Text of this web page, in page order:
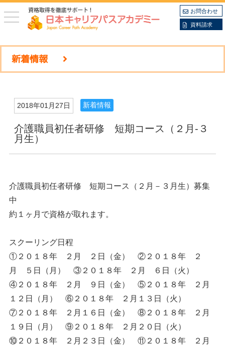
toggle
navigation
お問合わせ
資料請求
新着情報
2018年01月27日 新着情報
介護職員初任者研修 短期コース（２月-３
月生）
介護職員初任者研修 短期コース（２月－３月生）募集
中
約１ヶ月で資格が取れます。
スクーリング日程
①２０１８年 ２月 ２日（金） ②２０１８年 ２
月 ５日（月） ③２０１８年 ２月 ６日（火）
④２０１８年 ２月 ９日（金） ⑤２０１８年 ２月
１２日（月） ⑥２０１８年 ２月１３日（火）
⑦２０１８年 ２月１６日（金） ⑧２０１８年 ２月
１９日（月） ⑨２０１８年 ２月２０日（火）
⑩２０１８年 ２月２３日（金） ⑪２０１８年 ２月